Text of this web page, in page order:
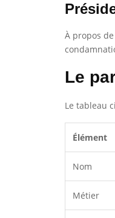
À propos
Le
Le tableau
Élément
Nom
Métier